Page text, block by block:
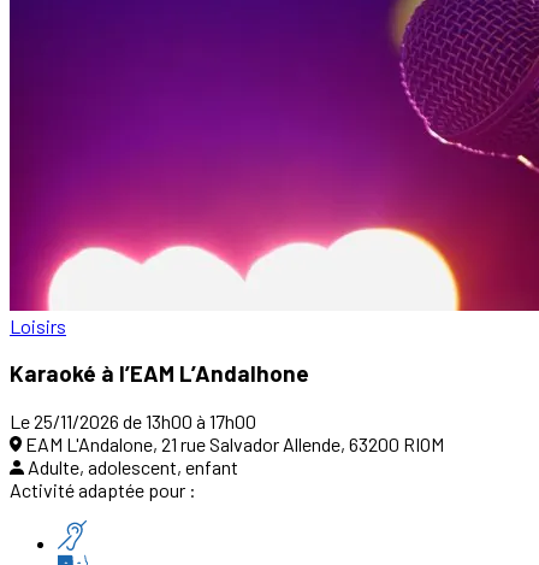
Loisirs
Karaoké à l’EAM L’Andalhone
Le 25/11/2026 de 13h00 à 17h00
EAM L'Andalone, 21 rue Salvador Allende, 63200 RIOM
Adulte, adolescent, enfant
Activité adaptée pour :